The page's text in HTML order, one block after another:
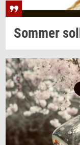
Som­mer